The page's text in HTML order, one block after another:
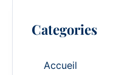
Categories
Accueil